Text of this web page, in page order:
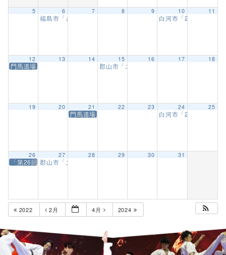
5 6
福島市「さくら幼稚園武道教室」【12回目】9:30 AM
7 8 9 10
白河市「21’スポーツ
11
12
門馬道場「昇段昇級審査会」
13 14 15
郡山市「ユーパロ室ノ木保育園武道教室
16 17 18
19 20 21
門馬道場「卒業生お祝い会」
22 23 24
白河市「21’スポーツ
25
26
「第26回全東北空手道選手権大会」
27
郡山市「ユーパロ室ノ木保育園お別れ会演武」【25回目】
28 29 30 31
2022 2月 4月 2024